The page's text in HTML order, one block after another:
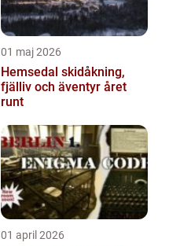
01 maj 2026
Hemsedal skidåkning,
fjälliv och äventyr året
runt
01 april 2026